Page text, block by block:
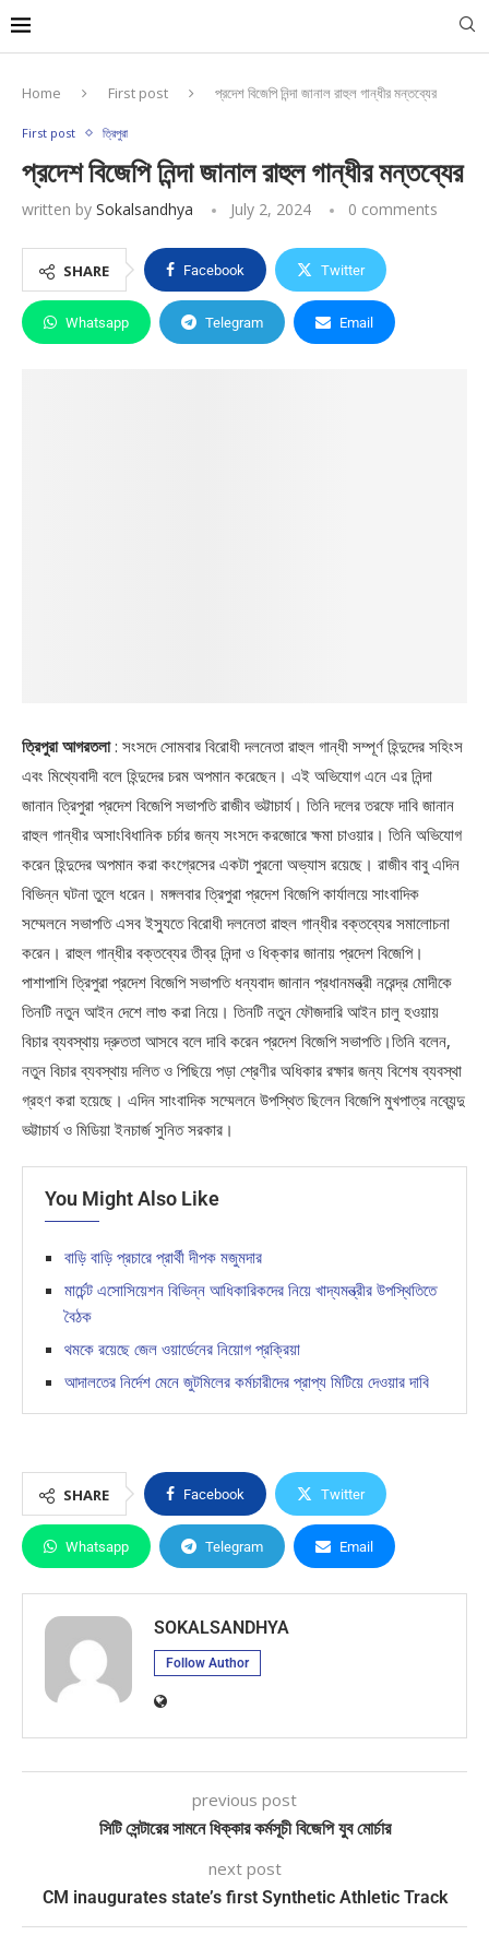
Home First post প্রদেশ বিজেপি নিন্দা জানাল রাহুল গান্ধীর মন্তব্যের
First post ত্রিপুরা
প্রদেশ বিজেপি নিন্দা জানাল রাহুল গান্ধীর মন্তব্যের
written by Sokalsandhya July 2, 2024 0 comments
SHARE Facebook Twitter
Whatsapp Telegram Email
ত্রিপুরা আগরতলা: সংসদে সোমবার বিরোধী দলনেতা রাহুল গান্ধী সম্পূর্ণ হিন্দুদের সহিংস
এবং মিথ্যেবাদী বলে হিন্দুদের চরম অপমান করেছেন। এই অভিযোগ এনে এর নিন্দা
জানান ত্রিপুরা প্রদেশ বিজেপি সভাপতি রাজীব ভট্টাচার্য। তিনি দলের তরফে দাবি জানান
রাহুল গান্ধীর অসাংবিধানিক চর্চার জন্য সংসদে করজোরে ক্ষমা চাওয়ার। তিনি অভিযোগ
করেন হিন্দুদের অপমান করা কংগ্রেসের একটা পুরনো অভ্যাস রয়েছে। রাজীব বাবু এদিন
বিভিন্ন ঘটনা তুলে ধরেন। মঙ্গলবার ত্রিপুরা প্রদেশ বিজেপি কার্যালয়ে সাংবাদিক
সম্মেলনে সভাপতি এসব ইস্যুতে বিরোধী দলনেতা রাহুল গান্ধীর বক্তব্যের সমালোচনা
করেন। রাহুল গান্ধীর বক্তব্যের তীব্র নিন্দা ও ধিক্কার জানায় প্রদেশ বিজেপি।
পাশাপাশি ত্রিপুরা প্রদেশ বিজেপি সভাপতি ধন্যবাদ জানান প্রধানমন্ত্রী নরেন্দ্র মোদীকে
তিনটি নতুন আইন দেশে লাগু করা নিয়ে। তিনটি নতুন ফৌজদারি আইন চালু হওয়ায়
বিচার ব্যবস্থায় দ্রুততা আসবে বলে দাবি করেন প্রদেশ বিজেপি সভাপতি।তিনি বলেন,
নতুন বিচার ব্যবস্থায় দলিত ও পিছিয়ে পড়া শ্রেণীর অধিকার রক্ষার জন্য বিশেষ ব্যবস্থা
গ্রহণ করা হয়েছে। এদিন সাংবাদিক সম্মেলনে উপস্থিত ছিলেন বিজেপি মুখপাত্র নব্যেন্দু
ভট্টাচার্য ও মিডিয়া ইনচার্জ সুনিত সরকার।
You Might Also Like
বাড়ি বাড়ি প্রচারে প্রার্থী দীপক মজুমদার
মার্চেন্ট এসোসিয়েশন বিভিন্ন আধিকারিকদের নিয়ে খাদ্যমন্ত্রীর উপস্থিতিতে
বৈঠক
থমকে রয়েছে জেল ওয়ার্ডেনের নিয়োগ প্রক্রিয়া
আদালতের নির্দেশ মেনে জুটমিলের কর্মচারীদের প্রাপ্য মিটিয়ে দেওয়ার দাবি
SHARE Facebook Twitter
Whatsapp Telegram Email
SOKALSANDHYA
Follow Author
previous post
সিটি সেন্টারের সামনে ধিক্কার কর্মসূচী বিজেপি যুব মোর্চার
next post
CM inaugurates state’s first Synthetic Athletic Track